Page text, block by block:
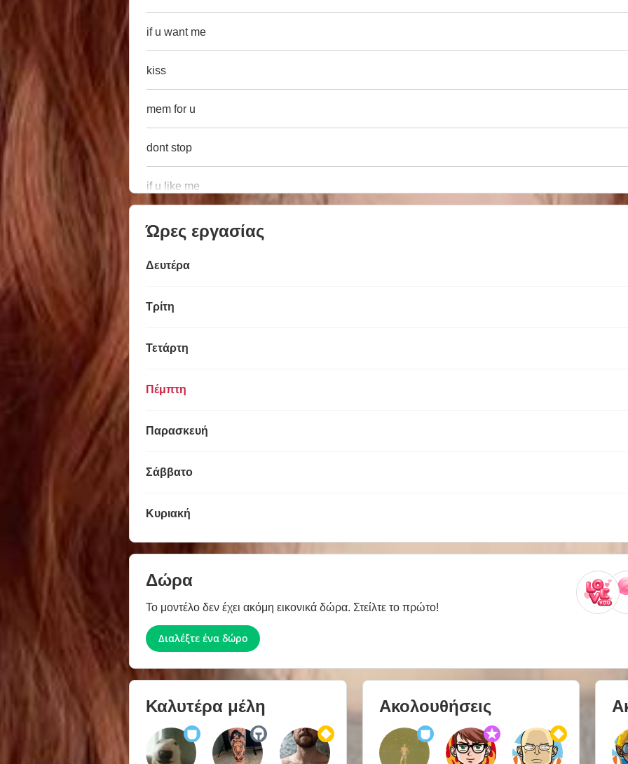
if u want me
kiss
mem for u
dont stop
if u like me
Ώρες εργασίας
Δευτέρα
Τρίτη
Τετάρτη
Πέμπτη
Παρασκευή
Σάββατο
Κυριακή
Δώρα
Το μοντέλο δεν έχει ακόμη εικονικά δώρα. Στείλτε το πρώτο!
Διαλέξτε ένα δώρο
Καλυτέρα μέλη Ακολουθήσεις